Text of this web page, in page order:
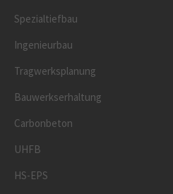
Spezialtiefbau
Ingenieurbau
Tragwerksplanung
Bauwerkserhaltung
Carbonbeton
UHFB
HS-EPS